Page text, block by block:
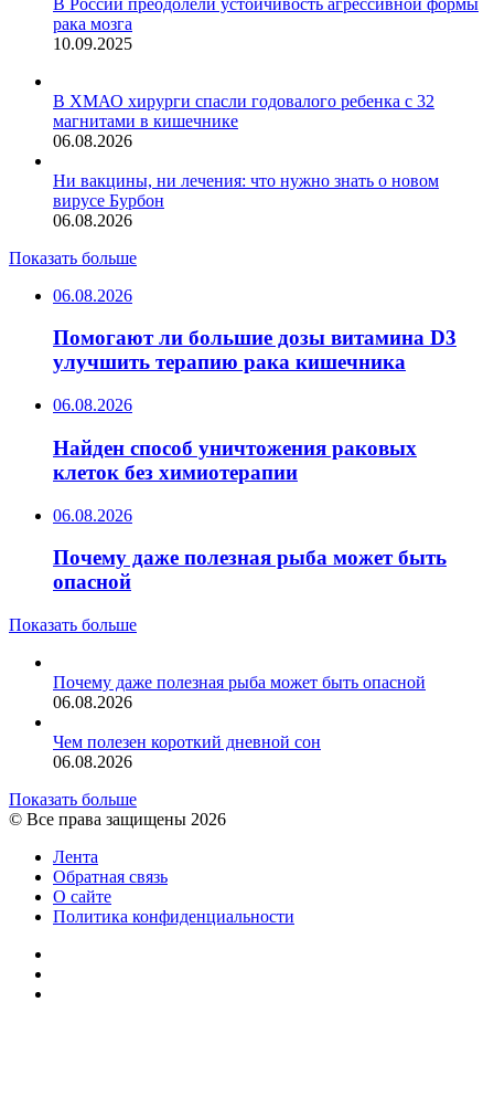
рака мозга
10.09.2025
В ХМАО хирурги спасли годовалого ребенка с 32
магнитами в кишечнике
06.08.2026
Ни вакцины, ни лечения: что нужно знать о новом
вирусе Бурбон
06.08.2026
Показать больше
06.08.2026
Помогают ли большие дозы витамина D3
улучшить терапию рака кишечника
06.08.2026
Найден способ уничтожения раковых
клеток без химиотерапии
06.08.2026
Почему даже полезная рыба может быть
опасной
Показать больше
Почему даже полезная рыба может быть опасной
06.08.2026
Чем полезен короткий дневной сон
06.08.2026
Показать больше
© Все права защищены 2026
Лента
Обратная связь
О сайте
Политика конфиденциальности